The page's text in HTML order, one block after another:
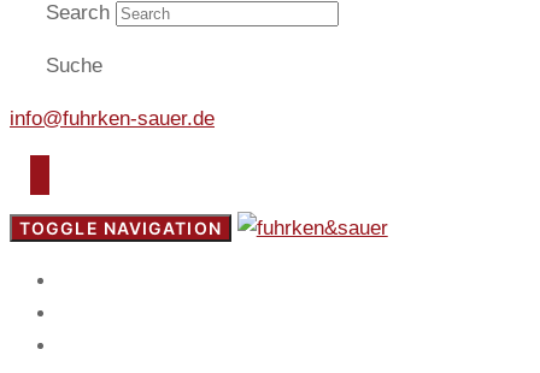
Search
Suche
info@fuhrken-sauer.de
TOGGLE NAVIGATION